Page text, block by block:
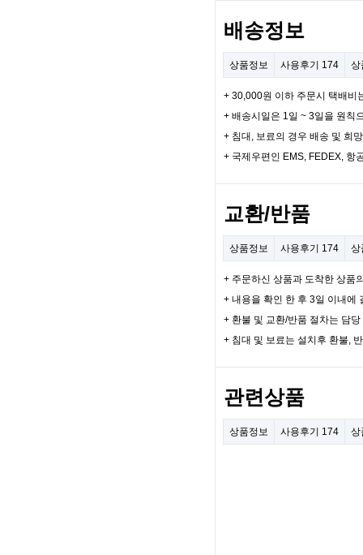
배송정보
상품정보 사용후기 174 상
+ 30,000원 이하 주문시 택배비
+ 배송시일은 1일 ~ 3일을 원칙
+ 침대, 보료의 경우 배송 및 희
+ 국제우편인 EMS, FEDEX, 항
교환/반품
상품정보 사용후기 174 상
+ 주문하신 상품과 도착한 상품
+ 내용을 확인 한 후 3일 이내에
+ 환불 및 교환/반품 절차는 담
+ 침대 및 보료는 설치후 환불,
관련상품
상품정보 사용후기 174 상